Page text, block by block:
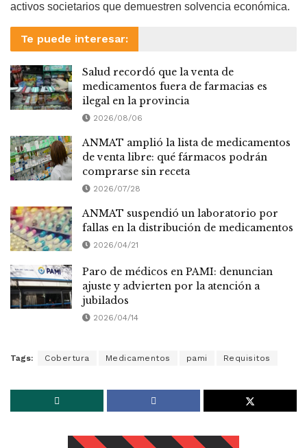
activos societarios que demuestren solvencia económica.
Te puede interesar:
Salud recordó que la venta de
medicamentos fuera de farmacias es
ilegal en la provincia
2026/08/06
ANMAT amplió la lista de medicamentos
de venta libre: qué fármacos podrán
comprarse sin receta
2026/07/28
ANMAT suspendió un laboratorio por
fallas en la distribución de medicamentos
2026/04/21
Paro de médicos en PAMI: denuncian
ajuste y advierten por la atención a
jubilados
2026/04/14
Tags: Cobertura Medicamentos pami Requisitos